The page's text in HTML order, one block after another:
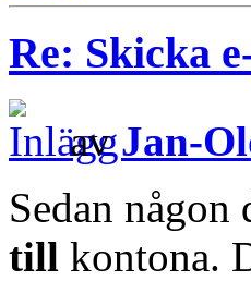
Re: Skicka
avJan-
Sedan
till kontona.